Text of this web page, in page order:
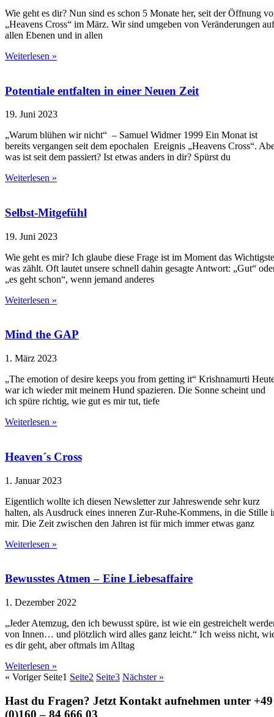
Wie geht es dir? Nun sind es schon 5 Monate her, seit der Öffnung
„Heavens Cross“ im März. Wir sind umgeben von Veränderungen auf
allen Ebenen und in allen
Weiterlesen »
Potentiale entfalten in einer Neuen Zeit
19. Juni 2023
„Warum blühen wir nicht“ – Samuel Widmer 1999 Ein Monat ist
bereits vergangen seit dem epochalen Ereignis „Heavens Cross“.
was ist seit dem passiert? Ist etwas anders in dir? Spürst du
Weiterlesen »
Selbst-Mitgefühl
19. Juni 2023
Wie geht es mir? Ich glaube diese Frage ist im Moment das
was zählt. Oft lautet unsere schnell dahin gesagte Antwort: „Gut“
„es geht schon“, wenn jemand anderes
Weiterlesen »
Mind the GAP
1. März 2023
„The emotion of desire keeps you from getting it“ Krishnamurti
war ich wieder mit meinem Hund spazieren. Die Sonne scheint und
ich spüre richtig, wie gut es mir tut, tiefe
Weiterlesen »
Heaven´s Cross
1. Januar 2023
Eigentlich wollte ich diesen Newsletter zur Jahreswende sehr kurz
halten, als Ausdruck eines inneren Zur-Ruhe-Kommens, in die Stille
mir. Die Zeit zwischen den Jahren ist für mich immer etwas ganz
Weiterlesen »
Bewusstes Atmen – Eine Liebesaffaire
1. Dezember 2022
„Jeder Atemzug, den ich bewusst spüre, ist wie ein gestreichelt
von Innen… und plötzlich wird alles ganz leicht.“ Ich weiss nicht,
es dir geht, aber oftmals im Alltag
Weiterlesen »
« Voriger Seite1 Seite2 Seite3 Nächster »
Hast du Fragen? Jetzt Kontakt aufnehmen unter +49
(0)160 – 84 666 03